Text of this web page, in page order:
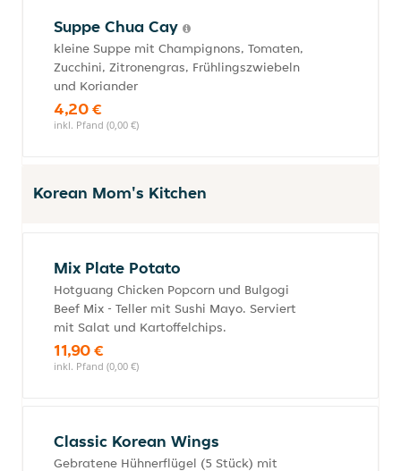
Suppe Chua Cay
kleine Suppe mit Champignons, Tomaten,
Zucchini, Zitronengras, Frühlingszwiebeln
und Koriander
4,20 €
inkl. Pfand (0,00 €)
Korean Mom's Kitchen
Mix Plate Potato
Hotguang Chicken Popcorn und Bulgogi
Beef Mix - Teller mit Sushi Mayo. Serviert
mit Salat und Kartoffelchips.
11,90 €
inkl. Pfand (0,00 €)
Classic Korean Wings
Gebratene Hühnerflügel (5 Stück) mit